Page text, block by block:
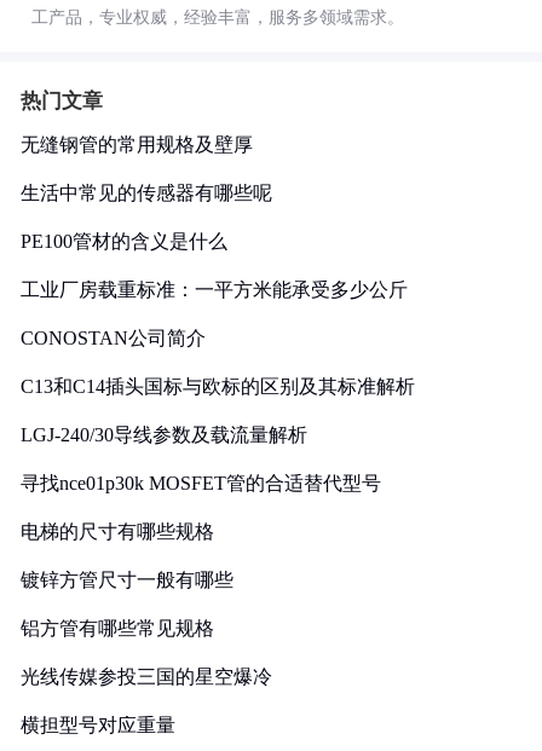
工产品，专业权威，经验丰富，服务多领域需求。
热门文章
无缝钢管的常用规格及壁厚
生活中常见的传感器有哪些呢
PE100管材的含义是什么
工业厂房载重标准：一平方米能承受多少公斤
CONOSTAN公司简介
C13和C14插头国标与欧标的区别及其标准解析
LGJ-240/30导线参数及载流量解析
寻找nce01p30k MOSFET管的合适替代型号
电梯的尺寸有哪些规格
镀锌方管尺寸一般有哪些
铝方管有哪些常见规格
光线传媒参投三国的星空爆冷
横担型号对应重量